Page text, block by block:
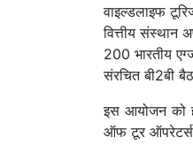
वाइल्डलाइफ
वित्तीय संस्थान
200 भारतीय
संरचित बी2बी
इस आयोजन को
ऑफ टूर ऑपरेटर्स